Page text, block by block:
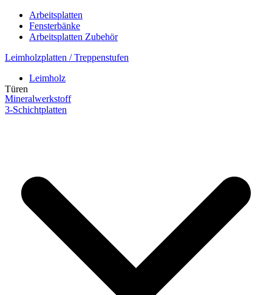
Arbeitsplatten
Fensterbänke
Arbeitsplatten Zubehör
Leimholzplatten / Treppenstufen
Leimholz
Mineralwerkstoff
3-Schichtplatten
Türen